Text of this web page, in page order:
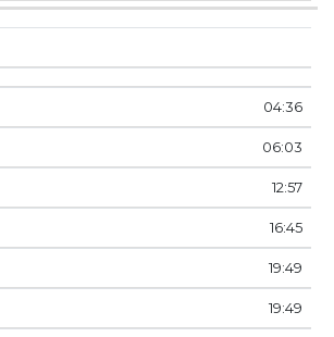
04:36
06:03
12:57
16:45
19:49
19:49